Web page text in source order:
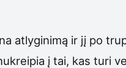
atlyginimą ir jį po
į tai, kas turi